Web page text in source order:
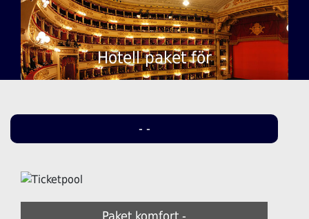
Hotell paket för
- -
Paket komfort -